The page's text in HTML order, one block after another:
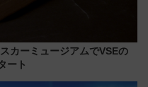
カーミュージアムでVSEの
ート